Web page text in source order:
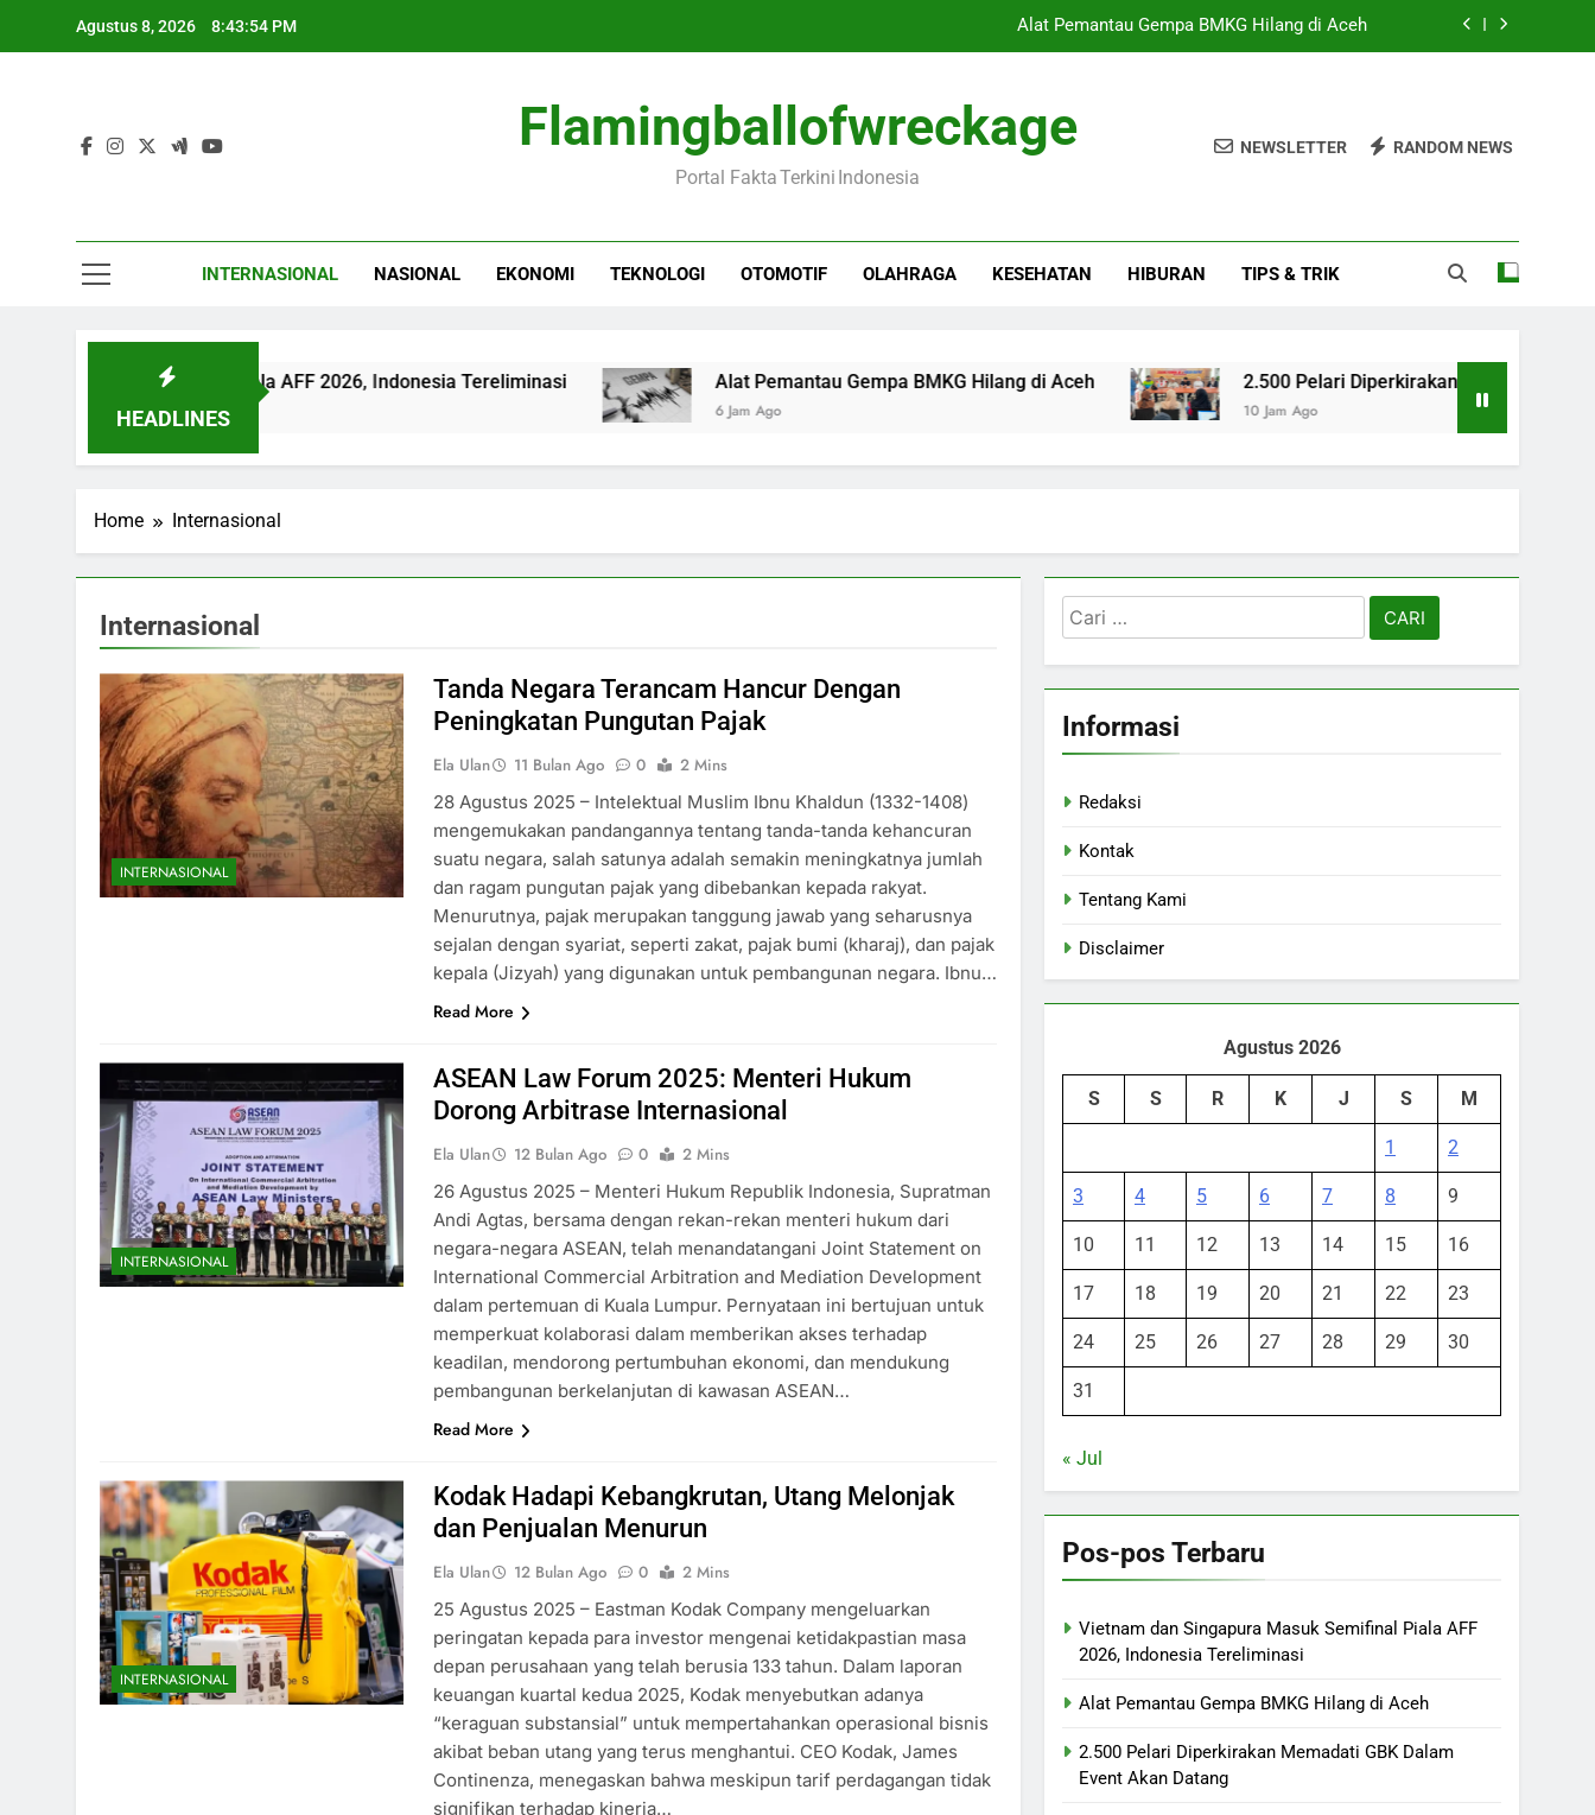
Agustus 8, 2026 8:43:55 PM Alat Pemantau Gempa BMKG Hilang di Aceh
BSKDN Kemendagri Tingkatkan SINTESIS untuk Strategi Kebijakan
Vietnam dan Singapura Masuk Semifinal Piala AFF 2026, Indonesia Tereliminasi
2.500 Pelari Diperkirakan Memadati GBK Dalam Event Akan Datang
Flamingballofwreckage
Portal Fakta Terkini Indonesia
NEWSLETTER RANDOM NEWS
INTERNASIONAL NASIONAL EKONOMI TEKNOLOGI OTOMOTIF OLAHRAGA KESEHATAN HIBURAN TIPS & TRIK
HEADLINES
Semifinal Piala AFF 2026, Indonesia Tereliminasi Alat Pemantau Gempa BMKG Hilang di Aceh
6 Jam Ago
2.500 Pelari Diperkirakan Memadati GBK Dalam Event
10 Jam Ago
Home Internasional
Internasional
INTERNASIONAL
Tanda Negara Terancam Hancur Dengan
Peningkatan Pungutan Pajak
Ela Ulan 11 Bulan Ago 0
2 Mins
28 Agustus 2025 – Intelektual Muslim Ibnu Khaldun (1332-1408)
mengemukakan pandangannya tentang tanda-tanda kehancuran
suatu negara, salah satunya adalah semakin meningkatnya jumlah
dan ragam pungutan pajak yang dibebankan kepada rakyat.
Menurutnya, pajak merupakan tanggung jawab yang seharusnya
sejalan dengan syariat, seperti zakat, pajak bumi (kharaj), dan pajak
kepala (Jizyah) yang digunakan untuk pembangunan negara. Ibnu…
Read More
INTERNASIONAL
ASEAN Law Forum 2025: Menteri Hukum
Dorong Arbitrase Internasional
Ela Ulan 12 Bulan Ago 0
2 Mins
26 Agustus 2025 – Menteri Hukum Republik Indonesia, Supratman
Andi Agtas, bersama dengan rekan-rekan menteri hukum dari
negara-negara ASEAN, telah menandatangani Joint Statement on
International Commercial Arbitration and Mediation Development
dalam pertemuan di Kuala Lumpur. Pernyataan ini bertujuan untuk
memperkuat kolaborasi dalam memberikan akses terhadap
keadilan, mendorong pertumbuhan ekonomi, dan mendukung
pembangunan berkelanjutan di kawasan ASEAN…
Read More
INTERNASIONAL
Kodak Hadapi Kebangkrutan, Utang Melonjak
dan Penjualan Menurun
Ela Ulan 12 Bulan Ago 0
2 Mins
25 Agustus 2025 – Eastman Kodak Company mengeluarkan
peringatan kepada para investor mengenai ketidakpastian masa
depan perusahaan yang telah berusia 133 tahun. Dalam laporan
keuangan kuartal kedua 2025, Kodak menyebutkan adanya
“keraguan substansial” untuk mempertahankan operasional bisnis
akibat beban utang yang terus menghantui. CEO Kodak, James
Continenza, menegaskan bahwa meskipun tarif perdagangan tidak
signifikan terhadap kinerja…
Cari
untuk:
Informasi
Redaksi
Kontak
Tentang Kami
Disclaimer
Agustus 2026
S S R K J S M
1 2
3 4 5 6 7 8 9
10 11 12 13 14 15 16
17 18 19 20 21 22 23
24 25 26 27 28 29 30
31
« Jul
Pos-pos Terbaru
Vietnam dan Singapura Masuk Semifinal Piala AFF
2026, Indonesia Tereliminasi
Alat Pemantau Gempa BMKG Hilang di Aceh
2.500 Pelari Diperkirakan Memadati GBK Dalam
Event Akan Datang